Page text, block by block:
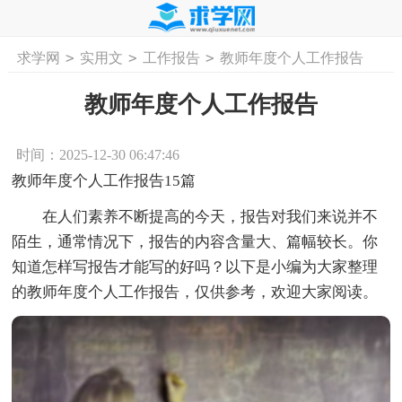
首页 工作计划 活动计划 学习计划
求学网 > 实用文 > 工作报告 > 教师年度个人工作报告
教师年度个人工作报告
时间：2025-12-30 06:47:46
教师年度个人工作报告15篇
在人们素养不断提高的今天，报告对我们来说并不
陌生，通常情况下，报告的内容含量大、篇幅较长。你
知道怎样写报告才能写的好吗？以下是小编为大家整理
的教师年度个人工作报告，仅供参考，欢迎大家阅读。